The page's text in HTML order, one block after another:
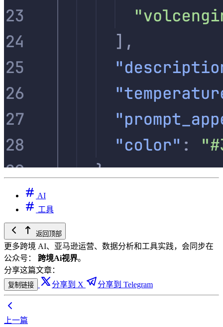
AI
工具
返回顶部
更多跨境 AI、亚马逊运营、数据分析和工具实践，会同步在
公众号： 跨境Ai视界。
分享这篇文章：
复制链接 分享到 X 分享到 Telegram
上一篇